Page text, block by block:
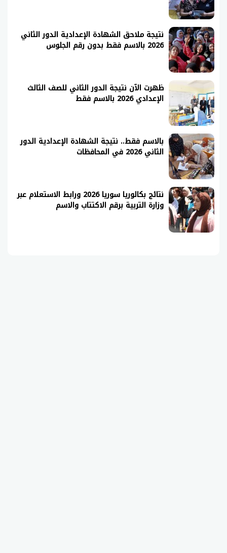
نتيجة ملاحق الشهادة الإعدادية الدور الثاني
2026 بالاسم فقط بدون رقم الجلوس
ظهرت الآن نتيجة الدور الثاني للصف الثالث
الإعدادي 2026 بالاسم فقط
بالاسم فقط.. نتيجة الشهادة الإعدادية الدور
الثاني 2026 في المحافظات
نتائج بكالوريا سوريا 2026 ورابط الاستعلام عبر
وزارة التربية برقم الاكتتاب والاسم